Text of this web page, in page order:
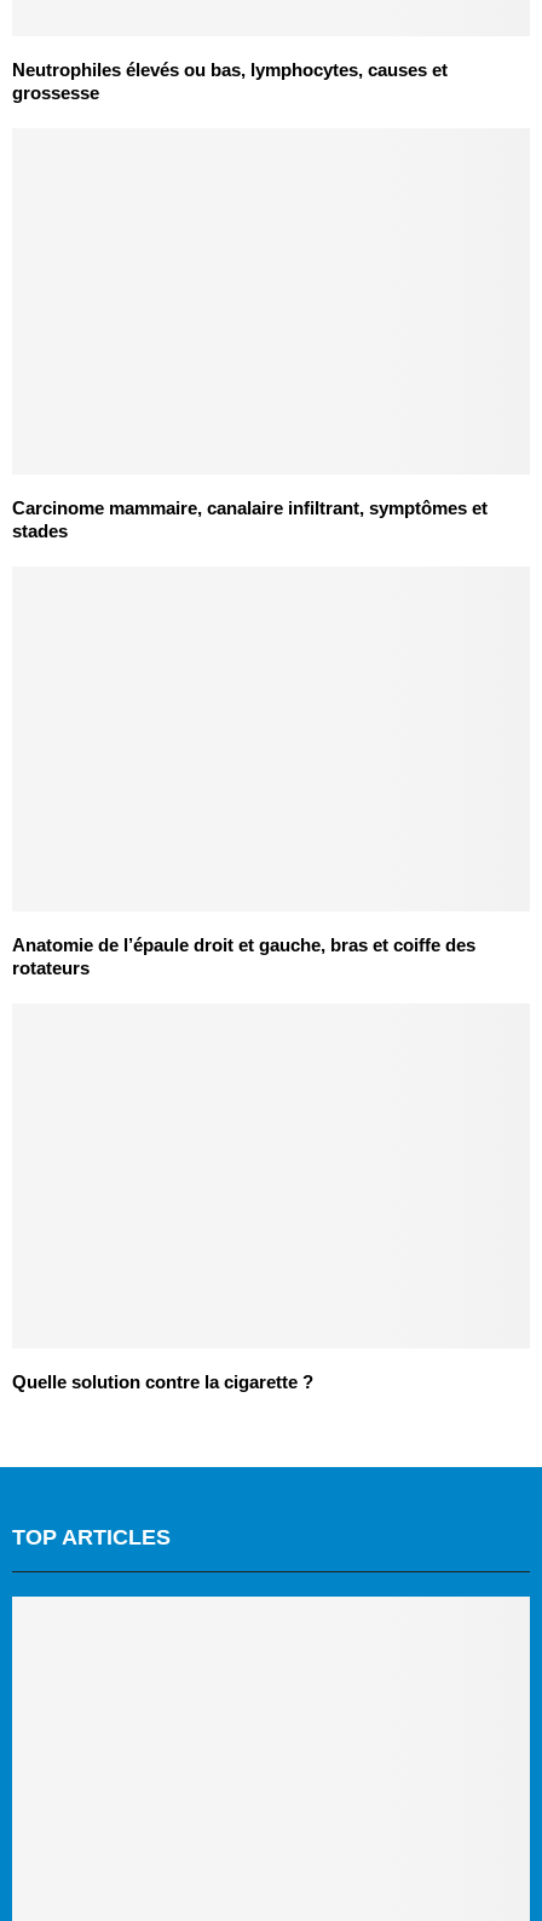
Neutrophiles élevés ou bas, lymphocytes, causes et
grossesse
Carcinome mammaire, canalaire infiltrant, symptômes et
stades
Anatomie de l’épaule droit et gauche, bras et coiffe des
rotateurs
Quelle solution contre la cigarette ?
TOP ARTICLES